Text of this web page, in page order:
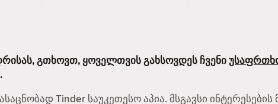
გთხოვთ, ყოველთვის გახსოვდეს ჩვენი
.
Tinder საუკეთესო აპია. მსგავსი